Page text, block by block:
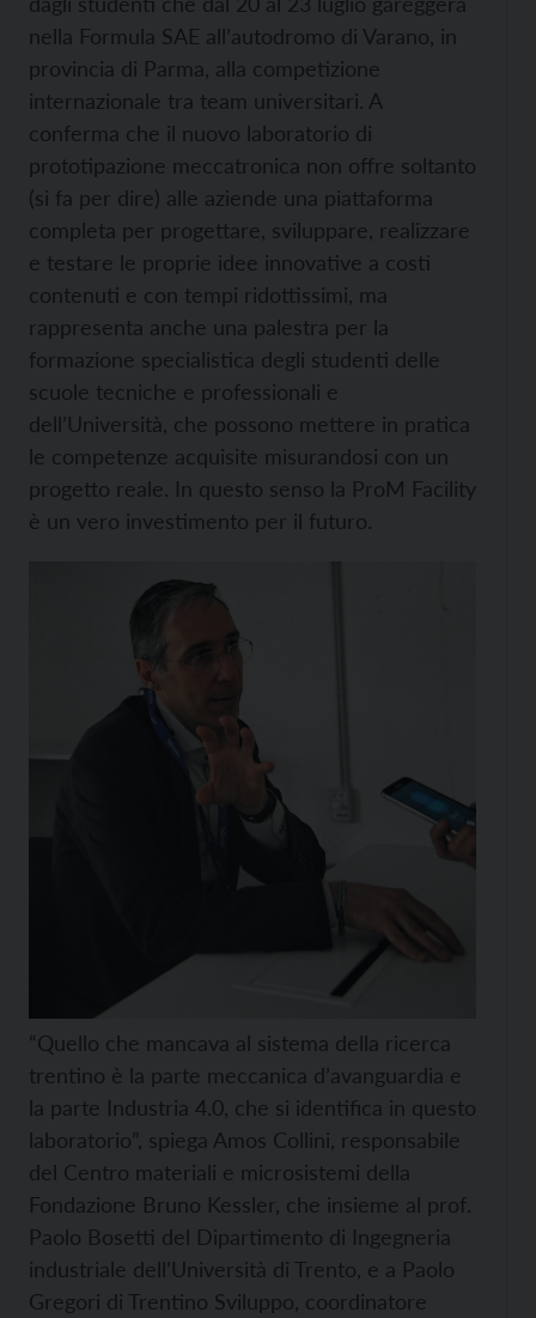
nella Formula SAE all’autodromo di Varano, in
provincia di Parma, alla competizione
internazionale tra team universitari. A
conferma che il nuovo laboratorio di
prototipazione meccatronica non offre soltanto
(si fa per dire) alle aziende una piattaforma
completa per progettare, sviluppare, realizzare
e testare le proprie idee innovative a costi
contenuti e con tempi ridottissimi, ma
rappresenta anche una palestra per la
formazione specialistica degli studenti delle
scuole tecniche e professionali e
dell’Università, che possono mettere in pratica
le competenze acquisite misurandosi con un
progetto reale. In questo senso la ProM Facility
è un vero investimento per il futuro.
“Quello che mancava al sistema della ricerca
trentino è la parte meccanica d’avanguardia e
la parte Industria 4.0, che si identifica in questo
laboratorio”, spiega Amos Collini, responsabile
del Centro materiali e microsistemi della
Fondazione Bruno Kessler, che insieme al prof.
Paolo Bosetti del Dipartimento di Ingegneria
industriale dell’Università di Trento, e a Paolo
Gregori di Trentino Sviluppo, coordinatore